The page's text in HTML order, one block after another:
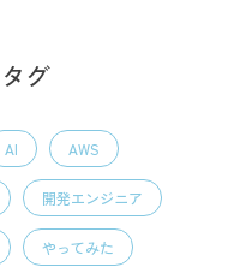
グ
AI AWS
開発エンジニア
やってみた